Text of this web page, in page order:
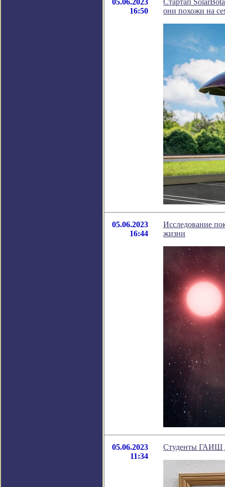
05.06.2023
16:50
Стартап
они похожи на
05.06.2023
16:44
Исследование
жизни
05.06.2023
11:34
Студенты ГАИШ